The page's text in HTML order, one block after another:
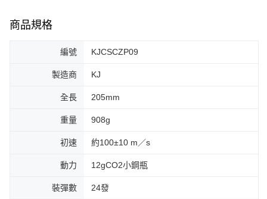
商品規格
編號 KJCSCZP09
製造商 KJ
全長 205mm
重量 908g
初速 約100±10 m／s
動力 12gCO2小鋼瓶
裝彈數 24發